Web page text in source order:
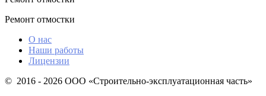
Ремонт отмостки
О нас
Наши работы
Лицензии
© 2016 - 2026 ООО «Строительно-эксплуатационная часть»